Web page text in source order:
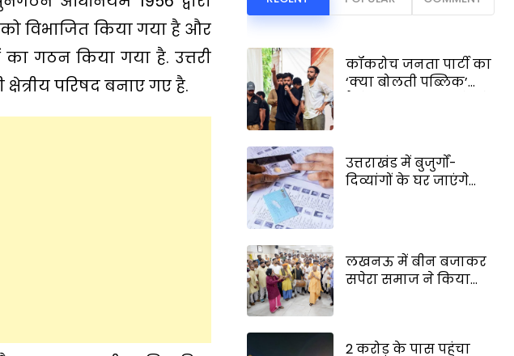
को विभाजित किया गया है और
का गठन किया गया है. उत्तरी
क्षेत्रीय परिषद बनाए गए है.
कॉकरोच जनता पार्टी का
‘क्या बोलती पब्लिक’
उत्तराखंड में बुजुर्गों-
दिव्यांगों के घर जाएंगे
लखनऊ में बीन बजाकर
सपेरा समाज ने किया
सम्मानजनक जीवन देने
2 करोड़ के पास पहुंचा